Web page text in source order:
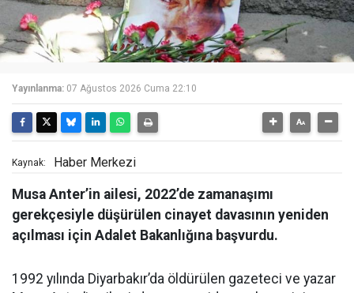
Yayınlanma: 07 Ağustos 2026 Cuma 22:10
Kaynak: Haber Merkezi
Musa Anter’in ailesi, 2022’de zamanaşımı
gerekçesiyle düşürülen cinayet davasının yeniden
açılması için Adalet Bakanlığına başvurdu.
1992 yılında Diyarbakır’da öldürülen gazeteci ve yazar